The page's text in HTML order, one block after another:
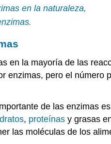
en la naturaleza,
en la mayoría de las
enzimas, pero el
de las enzimas
, proteínas y grasas
las moléculas de los